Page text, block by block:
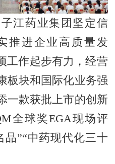
江药业集团坚定信
推进企业高质量发
工作起步有力，经营
板块和国际化业务强
一款获批上市的创新
全球奖EGA现场评
”“中药现代化三十